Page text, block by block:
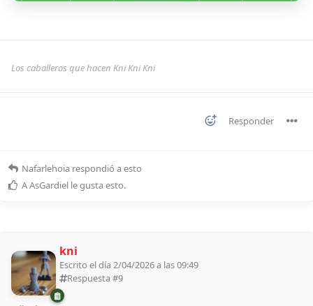
Los caballeros que hacen Kni Kni Kni
Responder
Nafarlehoia respondió a esto
AAsGardiel le gusta esto.
kni
Escrito el día 2/04/2026 a las 09:49
Respuesta #9